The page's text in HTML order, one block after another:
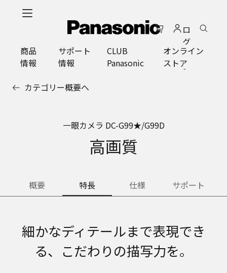
ロ
グ
イ
ン
商品
情報
サポート
情報
CLUB
Panasonic
オンライン
ストア
カテゴリー概要へ
一眼カメラ DC-G99★/G99D
高画質
概要 特長 仕様 サポート
細かなディテールまで表現でき
る、こだわりの描写力を。